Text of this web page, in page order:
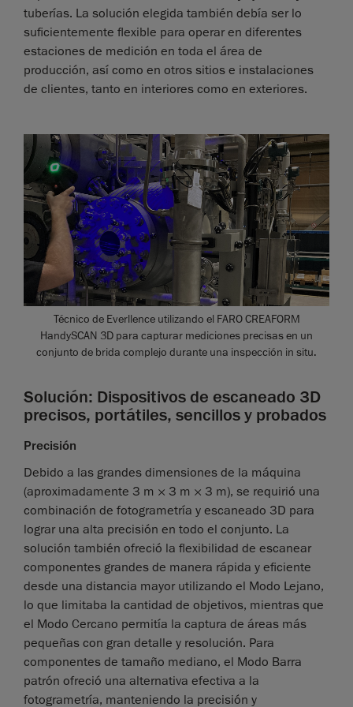
tuberías. La solución elegida también debía ser lo
suficientemente flexible para operar en diferentes
estaciones de medición en toda el área de
producción, así como en otros sitios e instalaciones
de clientes, tanto en interiores como en exteriores.
Técnico de Everllence utilizando el FARO CREAFORM
HandySCAN 3D para capturar mediciones precisas en un
conjunto de brida complejo durante una inspección in situ.
Solución: Dispositivos de escaneado 3D
precisos, portátiles, sencillos y probados
Precisión
Debido a las grandes dimensiones de la máquina
(aproximadamente 3 m × 3 m × 3 m), se requirió una
combinación de fotogrametría y escaneado 3D para
lograr una alta precisión en todo el conjunto. La
solución también ofreció la flexibilidad de escanear
componentes grandes de manera rápida y eficiente
desde una distancia mayor utilizando el Modo Lejano,
lo que limitaba la cantidad de objetivos, mientras que
el Modo Cercano permitía la captura de áreas más
pequeñas con gran detalle y resolución. Para
componentes de tamaño mediano, el Modo Barra
patrón ofreció una alternativa efectiva a la
fotogrametría, manteniendo la precisión y